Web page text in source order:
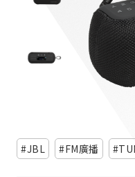
請選擇商品分類
請選擇分類
JBL FM廣播